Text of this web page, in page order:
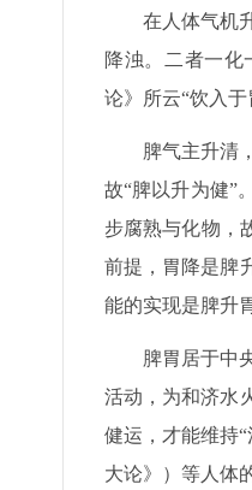
在人体气机
降浊。二者一化
论》所云“饮入
脾气主升清
故“脾以升为健”
步腐熟与化物，
前提，胃降是脾
能的实现是脾升
脾胃居于中
活动，为和济水
健运，才能维持
大论》）等人体